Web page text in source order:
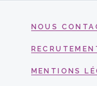
NOUS
MENTIONS